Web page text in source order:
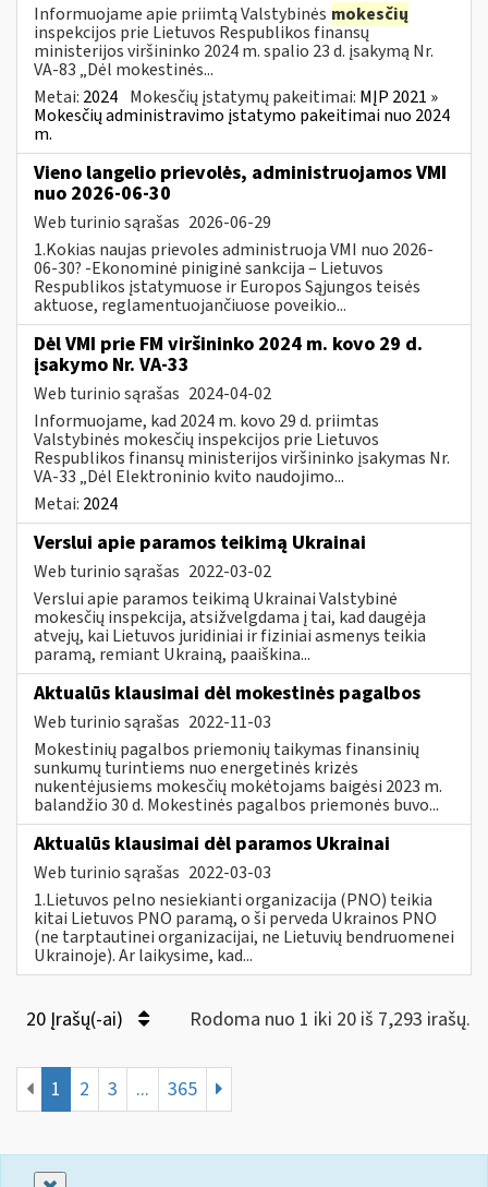
Informuojame apie priimtą Valstybinės mokesčių
inspekcijos prie Lietuvos Respublikos finansų
ministerijos viršininko 2024 m. spalio 23 d. įsakymą Nr.
VA-83 „Dėl mokestinės...
Metai: 2024 Mokesčių įstatymų pakeitimai: MĮP 2021 »
Mokesčių administravimo įstatymo pakeitimai nuo 2024
m.
Vieno langelio prievolės, administruojamos VMI
nuo 2026-06-30
Web turinio sąrašas 2026-06-29
1.Kokias naujas prievoles administruoja VMI nuo 2026-
06-30? -Ekonominė piniginė sankcija – Lietuvos
Respublikos įstatymuose ir Europos Sąjungos teisės
aktuose, reglamentuojančiuose poveikio...
Dėl VMI prie FM viršininko 2024 m. kovo 29 d.
įsakymo Nr. VA-33
Web turinio sąrašas 2024-04-02
Informuojame, kad 2024 m. kovo 29 d. priimtas
Valstybinės mokesčių inspekcijos prie Lietuvos
Respublikos finansų ministerijos viršininko įsakymas Nr.
VA-33 „Dėl Elektroninio kvito naudojimo...
Metai: 2024
Verslui apie paramos teikimą Ukrainai
Web turinio sąrašas 2022-03-02
Verslui apie paramos teikimą Ukrainai Valstybinė
mokesčių inspekcija, atsižvelgdama į tai, kad daugėja
atvejų, kai Lietuvos juridiniai ir fiziniai asmenys teikia
paramą, remiant Ukrainą, paaiškina...
Aktualūs klausimai dėl mokestinės pagalbos
Web turinio sąrašas 2022-11-03
Mokestinių pagalbos priemonių taikymas finansinių
sunkumų turintiems nuo energetinės krizės
nukentėjusiems mokesčių mokėtojams baigėsi 2023 m.
balandžio 30 d. Mokestinės pagalbos priemonės buvo...
Aktualūs klausimai dėl paramos Ukrainai
Web turinio sąrašas 2022-03-03
1.Lietuvos pelno nesiekianti organizacija (PNO) teikia
kitai Lietuvos PNO paramą, o ši perveda Ukrainos PNO
(ne tarptautinei organizacijai, ne Lietuvių bendruomenei
Ukrainoje). Ar laikysime, kad...
20 Įrašų(-ai) Rodoma nuo 1 iki 20 iš 7,293 irašų.
1 2 3 ... 365